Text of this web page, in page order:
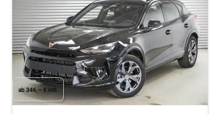
ab 346,– € mtl.